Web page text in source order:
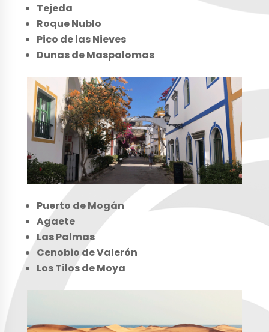
Tejeda
Roque Nublo
Pico de las Nieves
Dunas de Maspalomas
Puerto de Mogán
Agaete
Las Palmas
Cenobio de Valerón
Los Tilos de Moya